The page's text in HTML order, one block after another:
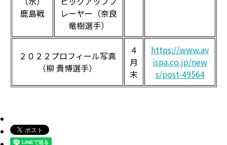
鹿島戦
レーヤー（奈良
竜樹選手）
２０２２プロフィール写真
（柳 貴博選手）
４
月
末
https://www.av
ispa.co.jp/new
s/post-49564